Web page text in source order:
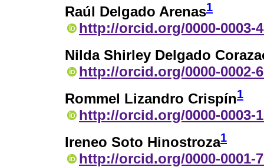
Raúl Delgado Arenas1
http://orcid.org/0000-0003-
Nilda Shirley Delgado
http://orcid.org/0000-0002-
Rommel Lizandro Crispín1
http://orcid.org/0000-0003-
Ireneo Soto Hinostroza1
http://orcid.org/0000-0001-